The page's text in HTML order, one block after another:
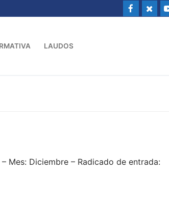
LAUDOS
Mes: Diciembre – Radicado de entrada: